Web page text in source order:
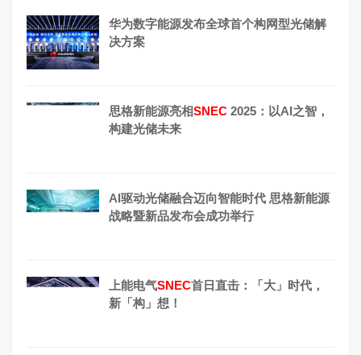
华为数字能源发布全球首个构网型光储解
决方案
思格新能源亮相SNEC 2025：以AI之智，
构建光储未来
AI驱动光储融合迈向智能时代 思格新能源
战略暨新品发布会成功举行
上能电气SNEC首日直击：「大」时代，
新「构」想！